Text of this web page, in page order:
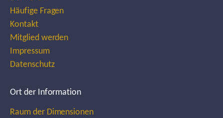
Häufige Fragen
Kontakt
Mitglied werden
Impressum
Datenschutz
Ort der Information
Raum der Dimensionen